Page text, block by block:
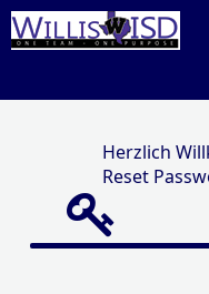
Herzlich
Reset